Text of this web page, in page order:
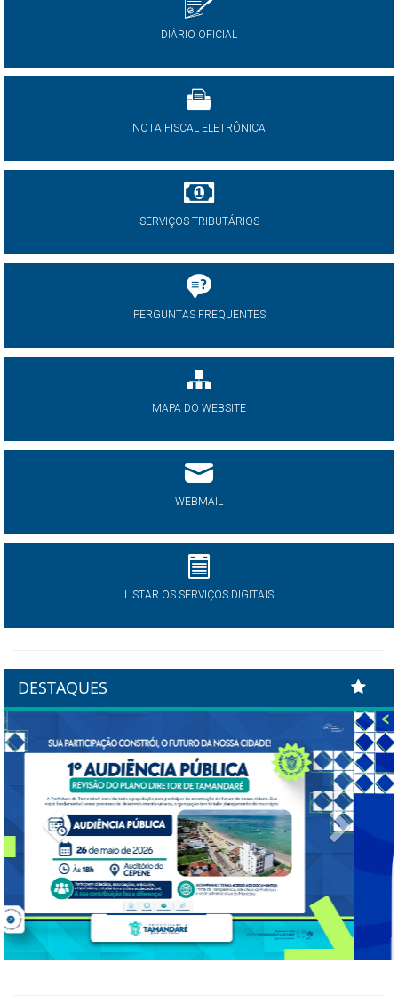
DIÁRIO OFICIAL
NOTA FISCAL ELETRÔNICA
SERVIÇOS TRIBUTÁRIOS
PERGUNTAS FREQUENTES
MAPA DO WEBSITE
WEBMAIL
LISTAR OS SERVIÇOS DIGITAIS
DESTAQUES
Previous Next